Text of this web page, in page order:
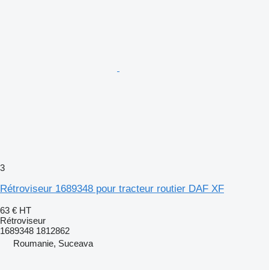
3
Rétroviseur 1689348 pour tracteur routier DAF XF
63 € HT
Rétroviseur
1689348 1812862
Roumanie, Suceava